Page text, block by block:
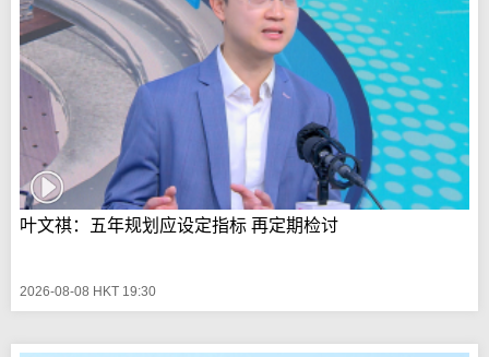
叶文祺：五年规划应设定指标 再定期检讨
2026-08-08 HKT 19:30